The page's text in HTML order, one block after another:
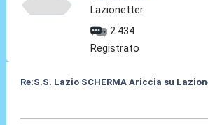
Lazionetter
2.434
Registrato
Re:S.S. Lazio SCHERMA Ariccia su